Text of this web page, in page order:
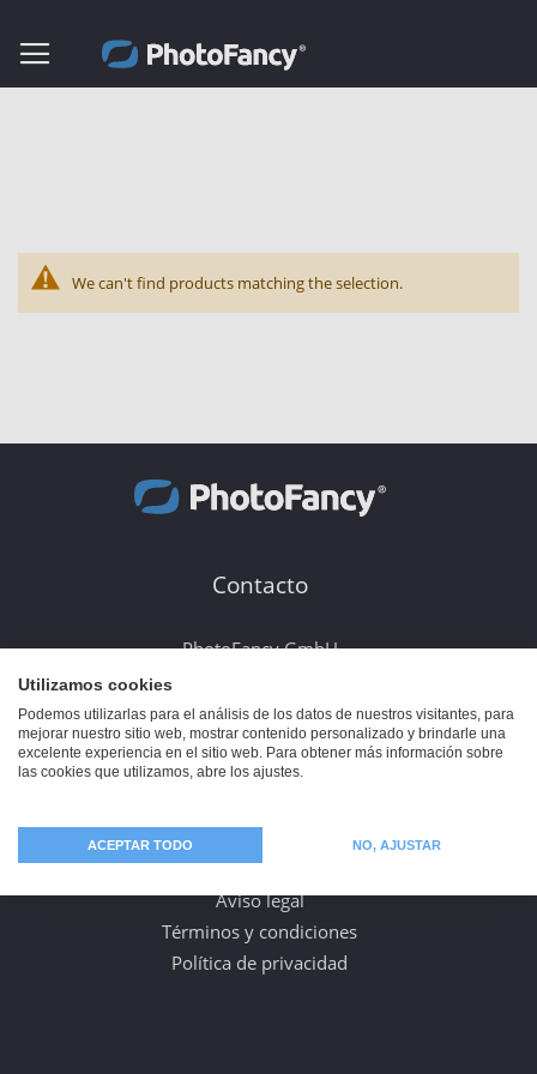
We can't find products matching the selection.
Contacto
PhotoFancy GmbH
30823 Garbsen
Alemania
Información
Aviso legal
Términos y condiciones
Política de privacidad
Utilizamos cookies
Podemos utilizarlas para el análisis de los datos de nuestros visitantes, para
mejorar nuestro sitio web, mostrar contenido personalizado y brindarle una
excelente experiencia en el sitio web. Para obtener más información sobre
las cookies que utilizamos, abre los ajustes.
ACEPTAR TODO NO, AJUSTAR